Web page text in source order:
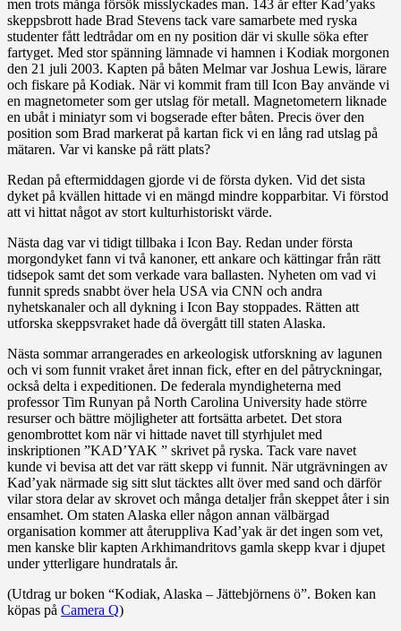
men trots många försök misslyckades man. 143 år efter Kad’yaks
skeppsbrott hade Brad Stevens tack vare samarbete med ryska
studenter fått ledtrådar om en ny position där vi skulle söka efter
fartyget. Med stor spänning lämnade vi hamnen i Kodiak morgonen
den 21 juli 2003. Kapten på båten Melmar var Joshua Lewis, lärare
och fiskare på Kodiak. När vi kommit fram till Icon Bay använde vi
en magnetometer som ger utslag för metall. Magnetometern liknade
en ubåt i miniatyr som vi bogserade efter båten. Precis över den
position som Brad markerat på kartan fick vi en lång rad utslag på
mätaren. Var vi kanske på rätt plats?
Redan på eftermiddagen gjorde vi de första dyken. Vid det sista
dyket på kvällen hittade vi en mängd mindre kopparbitar. Vi förstod
att vi hittat något av stort kulturhistoriskt värde.
Nästa dag var vi tidigt tillbaka i Icon Bay. Redan under första
morgondyket fann vi två kanoner, ett ankare och kättingar från rätt
tidsepok samt det som verkade vara ballasten. Nyheten om vad vi
funnit spreds snabbt över hela USA via CNN och andra
nyhetskanaler och all dykning i Icon Bay stoppades. Rätten att
utforska skeppsvraket hade då övergått till staten Alaska.
Nästa sommar arrangerades en arkeologisk utforskning av lagunen
och vi som funnit vraket året innan fick, efter en del påtryckningar,
också delta i expeditionen. De federala myndigheterna med
professor Tim Runyan på North Carolina University hade större
resurser och bättre möjligheter att fortsätta arbetet. Det stora
genombrottet kom när vi hittade navet till styrhjulet med
inskriptionen ”KAD’YAK ” skrivet på ryska. Tack vare navet
kunde vi bevisa att det var rätt skepp vi funnit. När utgrävningen av
Kad’yak närmade sig sitt slut täcktes allt över med sand och därför
vilar stora delar av skrovet och många detaljer från skeppet åter i sin
ensamhet. Om staten Alaska eller någon annan välbärgad
organisation kommer att återuppliva Kad’yak är det ingen som vet,
men kanske blir kapten Arkhimandritovs gamla skepp kvar i djupet
under ytterligare hundratals år.
(Utdrag ur boken “Kodiak, Alaska – Jättebjörnens ö”. Boken kan
köpas på Camera Q)